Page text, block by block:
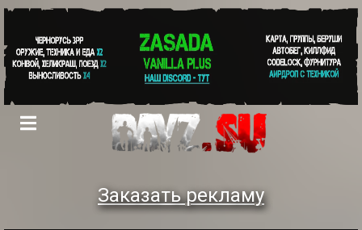
Заказать рекламу